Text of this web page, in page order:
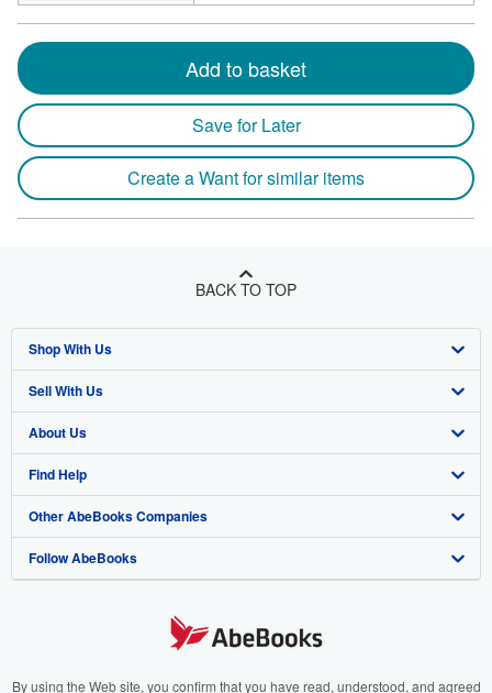
Add to basket
Save for Later
Create a Want for similar items
BACK TO TOP
Shop With Us
Advanced Search
Browse Collections
My Account
My Orders
View Basket
Sell With Us
Start Selling
Join Our Affiliate Program
Book Buyback
Refer a seller
About Us
About AbeBooks
Media
Careers
Your Ads Privacy Choices
Find Help
Help
Customer Support
Other AbeBooks Companies
AbeBooks.co.uk
AbeBooks.it
Follow AbeBooks
By using the Web site, you confirm that you have read, understood, and agreed